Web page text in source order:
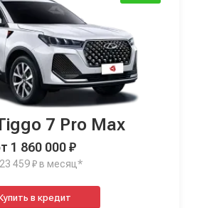
7 Pro Max
1 860 000 ₽
459 ₽ в месяц*
Купить в кредит